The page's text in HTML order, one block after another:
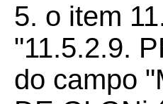
5. o item
"11.5.2.9.
do campo